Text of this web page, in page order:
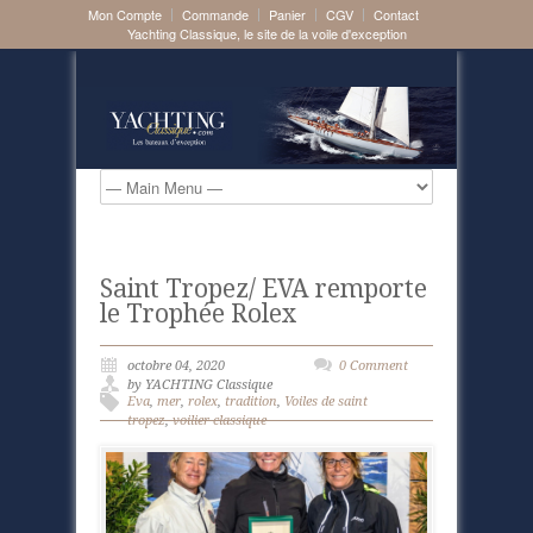
Mon Compte Commande Panier CGV
Contact
Yachting Classique, le site de la voile d'exception
Saint Tropez/ EVA remporte
le Trophée Rolex
octobre 04, 2020
by YACHTING Classique
Eva, mer, rolex, tradition, Voiles de saint
tropez,voilier classique
0 Comment